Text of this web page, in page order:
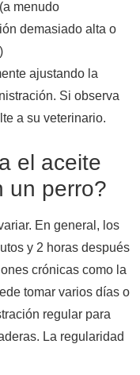
menudo
demasiado alta o
ajustando la
Si observa
a su veterinario.
el aceite
un perro?
En general, los
y 2 horas después
crónicas como la
tomar varios días o
regular para
La regularidad